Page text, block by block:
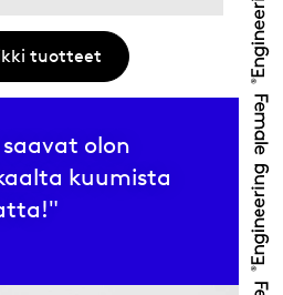
tuotteet
olon
kuumista